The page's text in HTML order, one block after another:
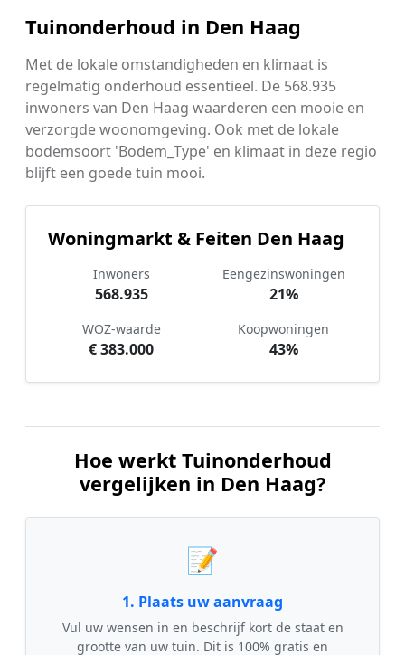
Tuinonderhoud in Den Haag
Met de lokale omstandigheden en klimaat is
regelmatig onderhoud essentieel. De 568.935
inwoners van Den Haag waarderen een mooie en
verzorgde woonomgeving. Ook met de lokale
bodemsoort 'Bodem_Type' en klimaat in deze regio
blijft een goede tuin mooi.
Woningmarkt & Feiten Den Haag
Inwoners
568.935
Eengezinswoningen
21%
WOZ-waarde
€ 383.000
Koopwoningen
43%
Hoe werkt Tuinonderhoud
vergelijken in Den Haag?
📝
1. Plaats uw aanvraag
Vul uw wensen in en beschrijf kort de staat en
grootte van uw tuin. Dit is 100% gratis en